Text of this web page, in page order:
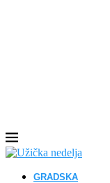
GRADSKA